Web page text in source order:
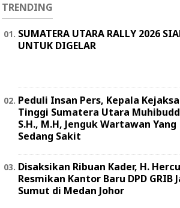
TRENDING
SUMATERA UTARA RALLY 2026
UNTUK DIGELAR
Peduli Insan Pers, Kepala
Tinggi Sumatera Utara
S.H., M.H, Jenguk Wartawan Yang
Sedang Sakit
Disaksikan Ribuan Kader, H.
Resmikan Kantor Baru DPD GRIB
Sumut di Medan Johor